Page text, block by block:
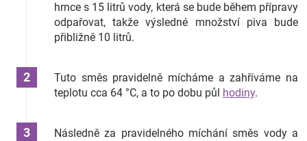
hrnce s 15 litrů vody, která se bude během přípravy
odpařovat, takže výsledné množství piva bude
přibližně 10 litrů.
Tuto směs pravidelně mícháme a zahříváme na
teplotu cca 64 °C, a to po dobu půl hodiny.
Následně za pravidelného míchání směs vody a